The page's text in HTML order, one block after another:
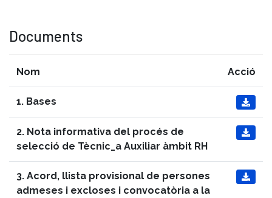
Documents
Nom Acció
1. Bases 
2. Nota informativa del procés de
selecció de Tècnic_a Auxiliar àmbit RH

3. Acord, llista provisional de persones
admeses i excloses i convocatòria a la
